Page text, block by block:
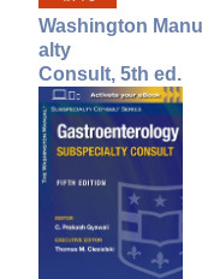
Washington
alty
Consult, 5th ed.